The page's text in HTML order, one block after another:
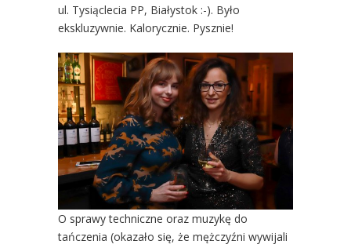
ul. Tysiąclecia PP, Białystok :-). Było
ekskluzywnie. Kalorycznie. Pysznie!
O sprawy techniczne oraz muzykę do
tańczenia (okazało się, że mężczyźni wywijali